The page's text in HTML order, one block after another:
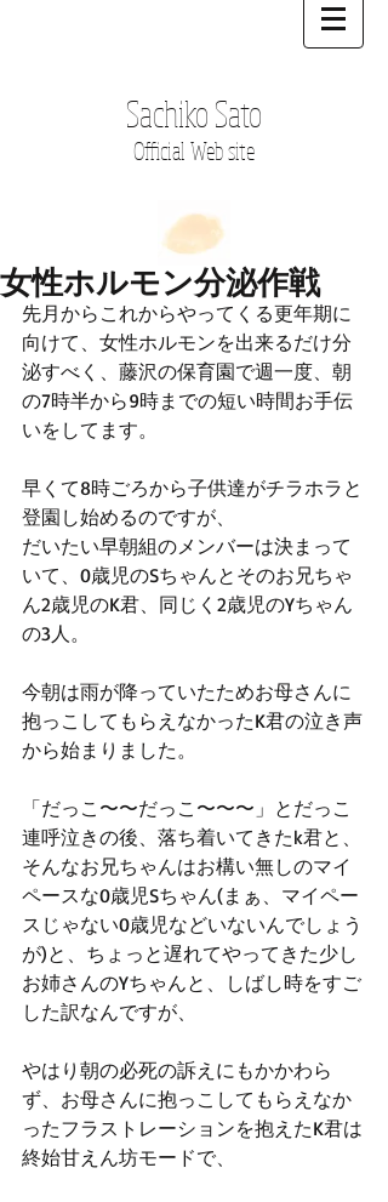
Sachiko Sato
Official Web site
女性ホルモン分泌作戦
先月からこれからやってくる更年期に
向けて、女性ホルモンを出来るだけ分
泌すべく、藤沢の保育園で週一度、朝
の7時半から9時までの短い時間お手伝
いをしてます。
早くて8時ごろから子供達がチラホラと
登園し始めるのですが、
だいたい早朝組のメンバーは決まって
いて、0歳児のSちゃんとそのお兄ちゃ
ん2歳児のK君、同じく2歳児のYちゃん
の3人。
今朝は雨が降っていたためお母さんに
抱っこしてもらえなかったK君の泣き声
から始まりました。
「だっこ〜〜だっこ〜〜〜」とだっこ
連呼泣きの後、落ち着いてきたk君と、
そんなお兄ちゃんはお構い無しのマイ
ペースな0歳児Sちゃん(まぁ、マイペー
スじゃない0歳児などいないんでしょう
が)と、ちょっと遅れてやってきた少し
お姉さんのYちゃんと、しばし時をすご
した訳なんですが、
やはり朝の必死の訴えにもかかわら
ず、お母さんに抱っこしてもらえなか
ったフラストレーションを抱えたK君は
終始甘えん坊モードで、